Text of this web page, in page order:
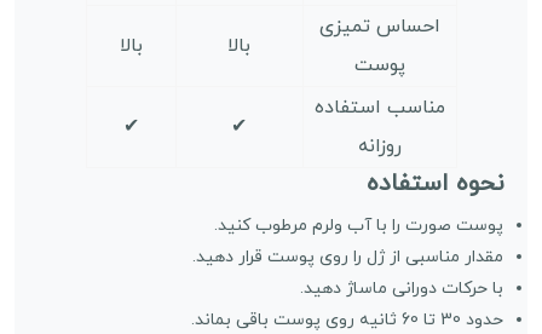
احساس تمیزی
پوست
بالا بالا
مناسب استفاده
روزانه
✔
✔
نحوه استفاده
پوست صورت را با آب ولرم مرطوب کنید.
مقدار مناسبی از ژل را روی پوست قرار دهید.
با حرکات دورانی ماساژ دهید.
حدود 30 تا 60 ثانیه روی پوست باقی بماند.